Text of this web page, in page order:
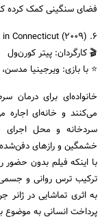
فضای سنگینی کمک کرده
۶. The Haunting in Connecticut (2009)
🎬 کارگردان: پیتر کورن‌ول
⭐ با بازی: ویرجینیا
خانواده‌ای برای
می‌کنند و خانه‌ای اجاره
سردخانه و محل
خشمگین و رازهای
با اینکه فیلم بدون
ترکیب ترس روانی و جسمی،
به اثری تماشایی در
پرداخت انسانی به موضوع